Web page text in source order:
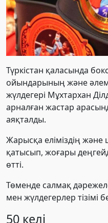
Түркістан қаласында
ойындарының және
жүлдегері Мұхтархан
арналған жастар
аяқталды.
Жарысқа еліміздің
қатысып, жоғары
өтті.
Төменде салмақ
мен жүлдегерлер тізімі
50 келі